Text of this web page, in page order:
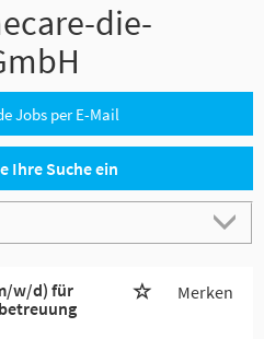
die-
Jobs per E-Mail
Ihre Suche ein
w/d) für
Merken